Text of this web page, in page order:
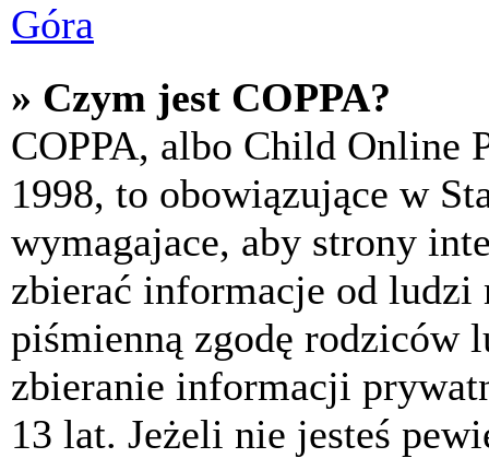
Góra
» Czym jest COPPA?
COPPA, albo Child Online
1998, to obowiązujące w
wymagajace, aby strony
zbierać informacje od
piśmienną zgodę rodziców
zbieranie informacji
13 lat. Jeżeli nie jesteś